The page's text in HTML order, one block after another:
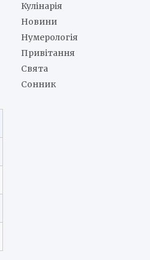
Кулінарія
Новини
Нумерологія
Привітання
Свята
Сонник